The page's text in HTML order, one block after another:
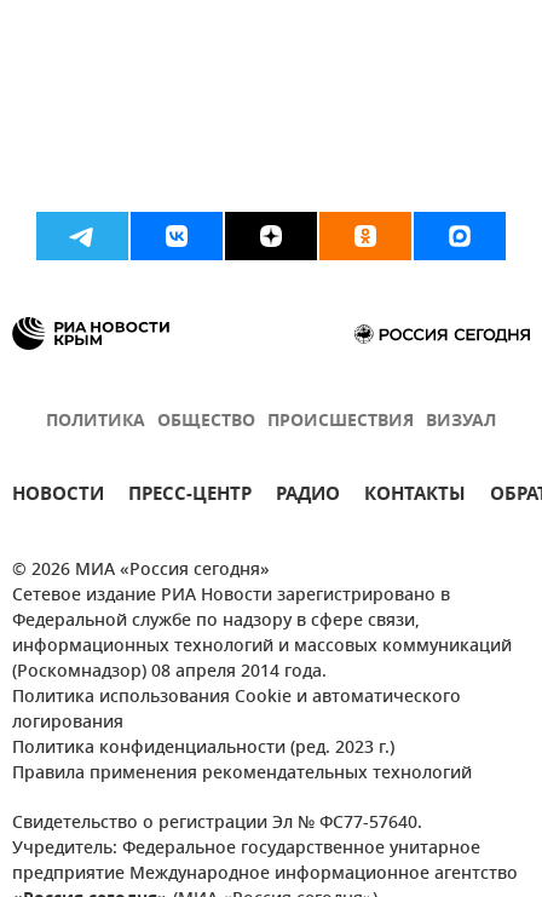
ПОЛИТИКА ОБЩЕСТВО ПРОИСШЕСТВИЯ ВИЗУАЛ
НОВОСТИ ПРЕСС-ЦЕНТР РАДИО КОНТАКТЫ
© 2026 МИА «Россия сегодня»
Сетевое издание РИА Новости зарегистрировано в
Федеральной службе по надзору в сфере связи,
информационных технологий и массовых коммуникаций
(Роскомнадзор) 08 апреля 2014 года.
Политика использования Cookie и автоматического
логирования
Политика конфиденциальности (ред. 2023 г.)
Правила применения рекомендательных технологий
Свидетельство о регистрации Эл № ФС77-57640.
Учредитель: Федеральное государственное унитарное
предприятие Международное информационное агентство